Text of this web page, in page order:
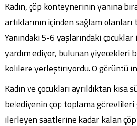
Kadın, çöp konteynerinin yanına
artıklarının içinden sağlam
Yanındaki 5-6 yaşlarındaki
yardım ediyor, bulunan yiyecekleri
kolilere yerleştiriyordu. O görüntü
Kadın ve çocukları ayrıldıktan kısa
belediyenin çöp toplama görevlileri
ilerleyen saatlerine kadar kalan